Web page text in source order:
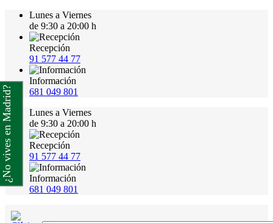
Lunes a Viernes
de 9:30 a 20:00 h
Recepción
91 577 44 77
Información
681 049 801
Lunes a Viernes
de 9:30 a 20:00 h
Recepción
91 577 44 77
Información
681 049 801
¿No vives en Madrid?